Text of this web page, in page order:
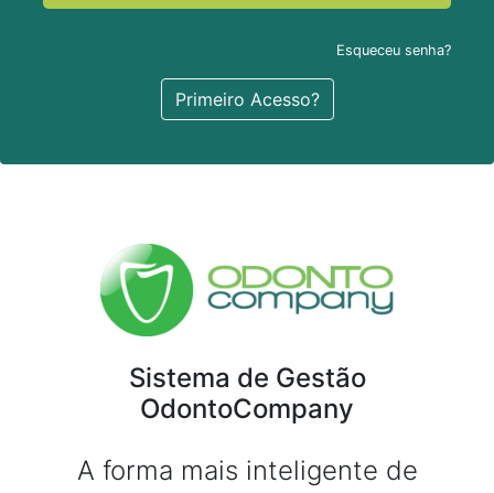
Esqueceu senha?
Primeiro Acesso?
Sistema de Gestão
OdontoCompany
A forma mais inteligente de